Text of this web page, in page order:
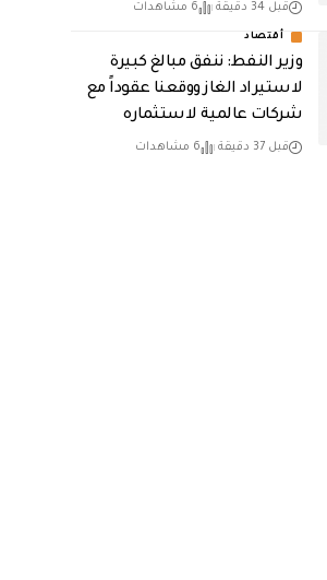
قبل 34 دقيقة 6 مشاهدات
أقتصاد
وزير النفط: ننفق مبالغ كبيرة
لاستيراد الغاز ووقعنا عقوداً مع
شركات عالمية لاستثماره
قبل 37 دقيقة 6 مشاهدات